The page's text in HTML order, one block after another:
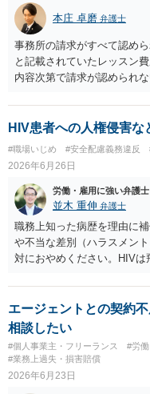
慎重な検討が必要です。 ま
かは、その具体的内容によ
継続が客観的に困難といえ
ば、契約時に親権者の同意
退時の扱いについて親権者
時点では、安易に支払義務
存したうえで、請求費目、
思います。回答前に弁護士
本庄 卓磨 弁護士
事務所の請求がすべて認め
と記載されていたレッスン
内容次第で請求が認められ
相談されることをおすすめ
HIV患者への人権侵害な
#職場いじめ #安全配慮義務違反
2026年6月26日
労働・雇用に強い弁護士
並木 重伸 弁護士
職務上知った病歴を理由に
や不当な差別（ハラスメン
対におやめください。HIV
について、一般的な衛生問
ます。
エージェントとの契約
相談したい
#個人事業主・フリーランス #労
#業務上過失・損害賠償
2026年6月23日